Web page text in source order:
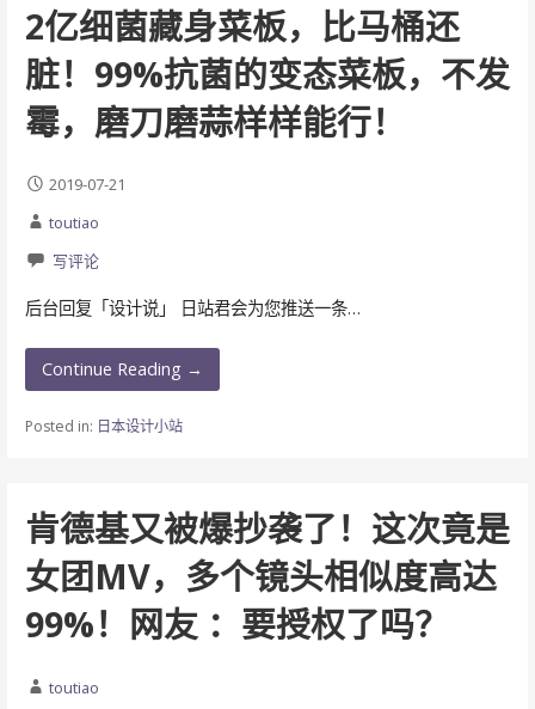
2亿细菌藏身菜板，比马桶还
脏！99%抗菌的变态菜板，不发
霉，磨刀磨蒜样样能行！
2019-07-21
toutiao
写评论
后台回复「设计说」 日站君会为您推送一条…
Continue Reading →
Posted in: 日本设计小站
肯德基又被爆抄袭了！这次竟是
女团MV，多个镜头相似度高达
99%！网友 ：要授权了吗？
toutiao